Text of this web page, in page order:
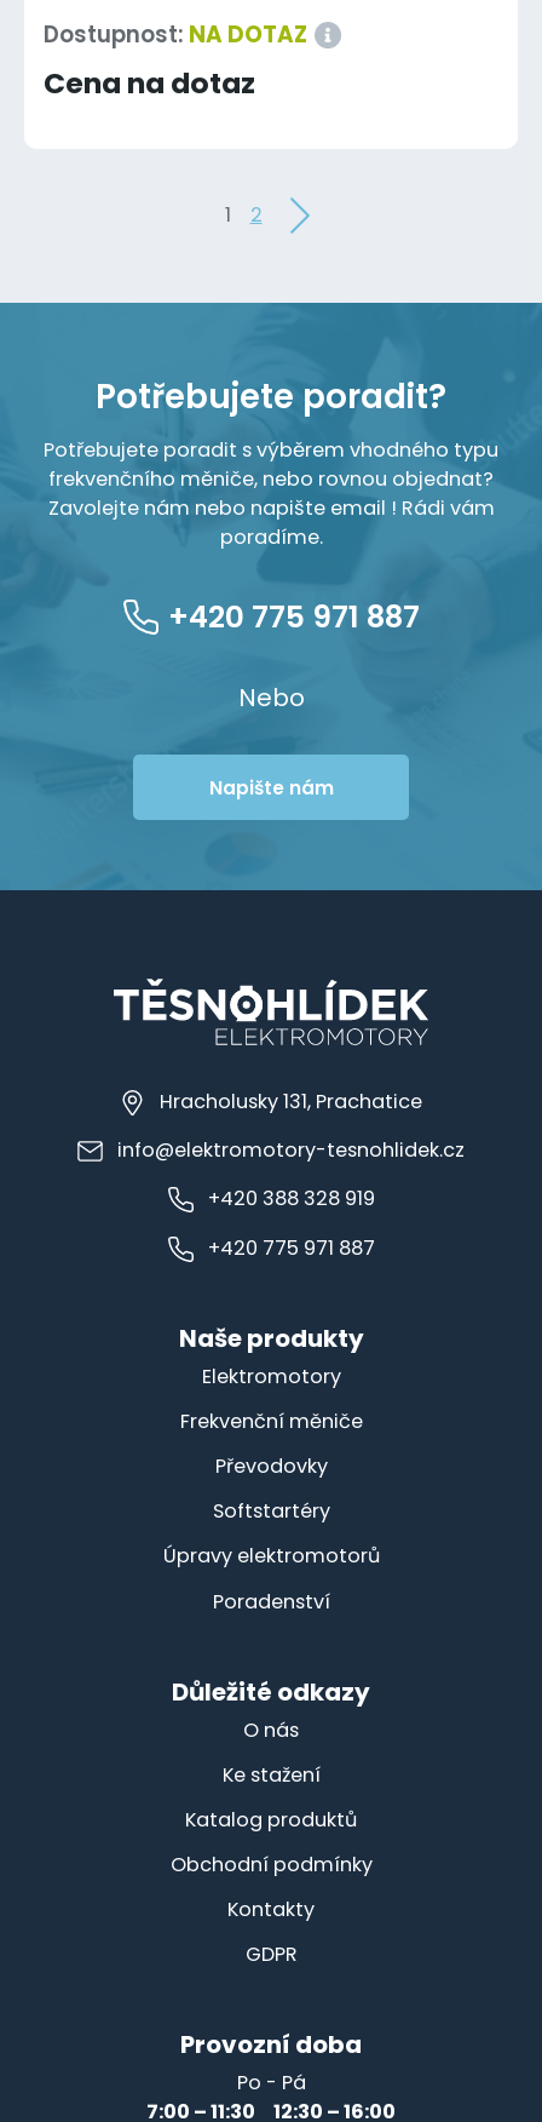
Dostupnost: NA DOTAZ
Cena na dotaz
1 2
Potřebujete poradit?
Potřebujete poradit s výběrem vhodného typu
frekvenčního měniče, nebo rovnou objednat?
Zavolejte nám nebo napište email ! Rádi vám
poradíme.
+420 775 971 887
Nebo
Napište nám
Hracholusky 131, Prachatice
info@elektromotory-tesnohlidek.cz
+420 388 328 919
+420 775 971 887
Naše produkty
Elektromotory
Frekvenční měniče
Převodovky
Softstartéry
Úpravy elektromotorů
Poradenství
Důležité odkazy
O nás
Ke stažení
Katalog produktů
Obchodní podmínky
Kontakty
GDPR
Provozní doba
Po - Pá
7:00 – 11:30 12:30 – 16:00